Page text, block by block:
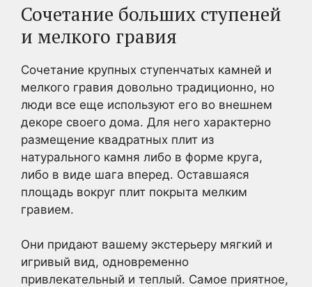
Сочетание больших ступеней
и мелкого гравия
Сочетание крупных ступенчатых камней и
мелкого гравия довольно традиционно, но
люди все еще используют его во внешнем
декоре своего дома. Для него характерно
размещение квадратных плит из
натурального камня либо в форме круга,
либо в виде шага вперед. Оставшаяся
площадь вокруг плит покрыта мелким
гравием.
Они придают вашему экстерьеру мягкий и
игривый вид, одновременно
привлекательный и теплый. Самое приятное,